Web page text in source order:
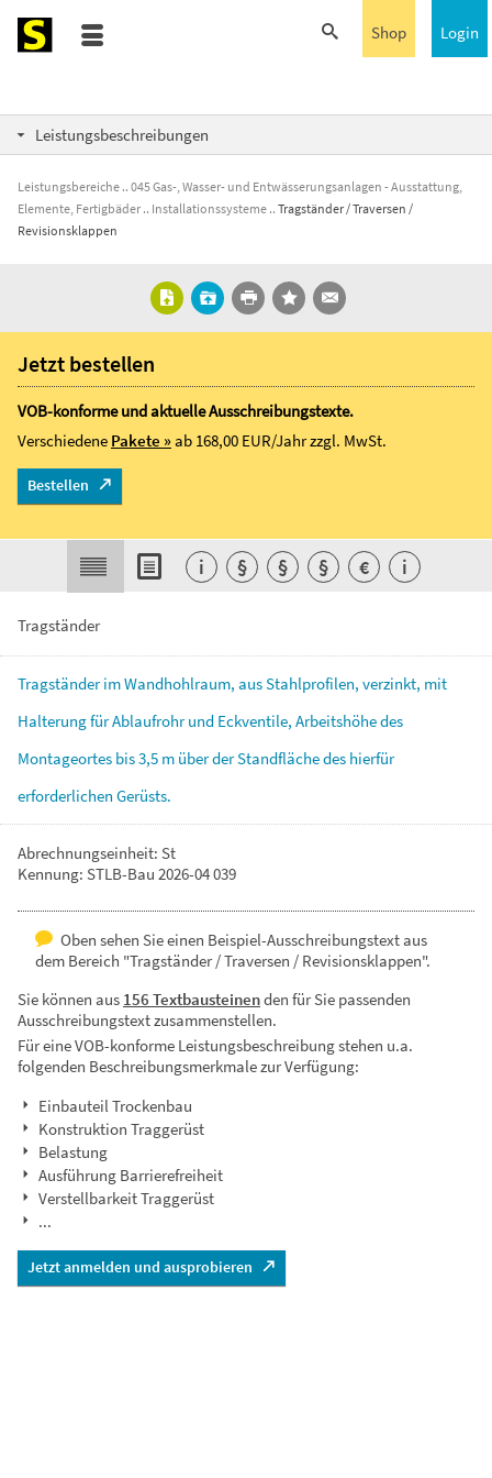
Login
Shop
Leistungsbeschreibungen
Leistungsbereiche
045 Gas-, Wasser- und Entwässerungsanlagen - Ausstattung,
Elemente, Fertigbäder
Installationssysteme
Tragständer / Traversen /
Revisionsklappen
Tragständer
TragständerimWandhohlraum, ausStahlprofilen, verzinkt, mit
HalterungfürAblaufrohrund Eckventile, Arbeitshöhedes
Montageortes bis3,5 m überderStandflächedes hierfür
erforderlichen Gerüsts.
Abrechnungseinheit: St
Kennung: STLB-Bau 2026-04 039
Oben sehen Sie einen Beispiel-Ausschreibungstext aus
dem Bereich "Tragständer / Traversen / Revisionsklappen".
Sie können aus 156 Textbausteinenden für Sie passenden
Ausschreibungstext zusammenstellen.
Für eine VOB-konforme Leistungsbeschreibung stehen u.a.
folgenden Beschreibungsmerkmale zur Verfügung:
Einbauteil Trockenbau
Konstruktion Traggerüst
Belastung
Ausführung Barrierefreiheit
Verstellbarkeit Traggerüst
...
Jetzt anmelden und ausprobieren
Jetzt bestellen
VOB-konforme und aktuelle Ausschreibungstexte.
Verschiedene Pakete »ab 168,00 EUR/Jahrzzgl. MwSt.
Bestellen
i § § § € i